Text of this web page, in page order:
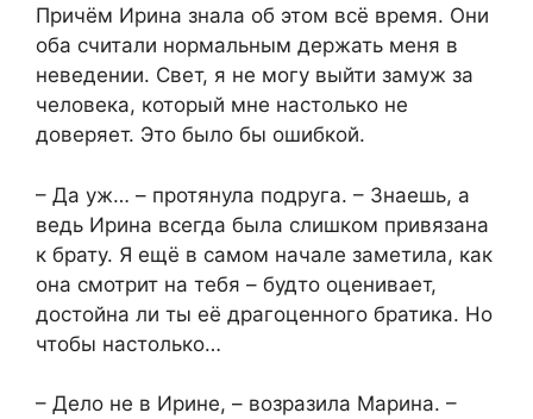
Причём Ирина знала об этом всё время. Они
оба считали нормальным держать меня в
неведении. Свет, я не могу выйти замуж за
человека, который мне настолько не
доверяет. Это было бы ошибкой.
– Да уж… – протянула подруга. – Знаешь, а
ведь Ирина всегда была слишком привязана
к брату. Я ещё в самом начале заметила, как
она смотрит на тебя – будто оценивает,
достойна ли ты её драгоценного братика. Но
чтобы настолько…
– Дело не в Ирине, – возразила Марина. –